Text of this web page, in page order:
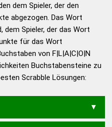
– Standardwerk in 12
– Richtiges und gutes
– Die deutsche Grammatik
– Deutsches
dem Spieler, der den
abgezogen. Das Wort
dem Spieler, der das Wort
für das Wort
von F|L|A|C|O|N
Buchstabensteine zu
Scrabble Lösungen: